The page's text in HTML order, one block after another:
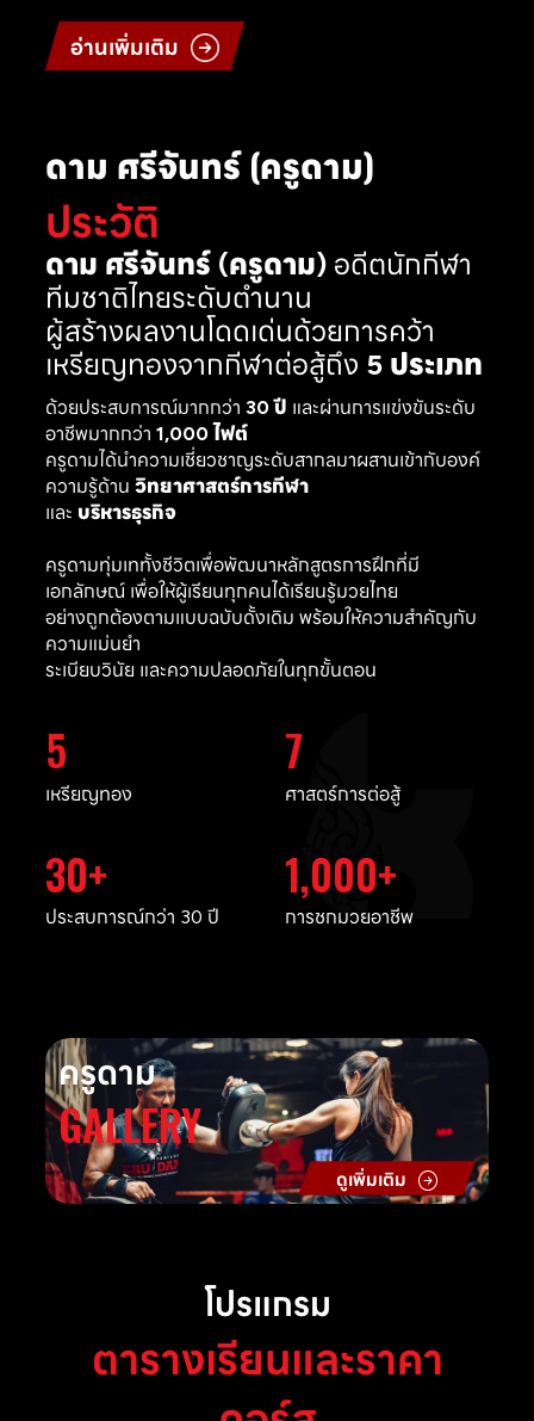
อ่านเพิ่มเติม
ดาม ศรีจันทร์ (ครูดาม)
ประวัติ
ดาม ศรีจันทร์ (ครูดาม)อดีตนักกีฬา
ทีมชาติไทยระดับตำนาน
ผู้สร้างผลงานโดดเด่นด้วยการคว้า
เหรียญทองจากกีฬาต่อสู้ถึง 5 ประเภท
ด้วยประสบการณ์มากกว่า 30 ปี และผ่านการแข่งขันระดับ
อาชีพมากกว่า 1,000 ไฟต์
ครูดามได้นำความเชี่ยวชาญระดับสากลมาผสานเข้ากับองค์
ความรู้ด้าน วิทยาศาสตร์การกีฬา
และ บริหารธุรกิจ
ครูดามทุ่มเททั้งชีวิตเพื่อพัฒนาหลักสูตรการฝึกที่มี
เอกลักษณ์ เพื่อให้ผู้เรียนทุกคนได้เรียนรู้มวยไทย
อย่างถูกต้องตามแบบฉบับดั้งเดิม พร้อมให้ความสำคัญกับ
ความแม่นยำ
ระเบียบวินัย และความปลอดภัยในทุกขั้นตอน
5
เหรียญทอง
7
ศาสตร์การต่อสู้
30
ประสบการณ์กว่า 30 ปี
1,000
การชกมวยอาชีพ
ครูดาม
GALLERY
ดูเพิ่มเติม
โปรแกรม
ตารางเรียนและราคา